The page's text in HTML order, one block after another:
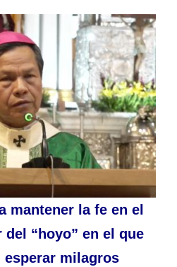
mantener la fe en el
“hoyo” en el que
esperar milagros